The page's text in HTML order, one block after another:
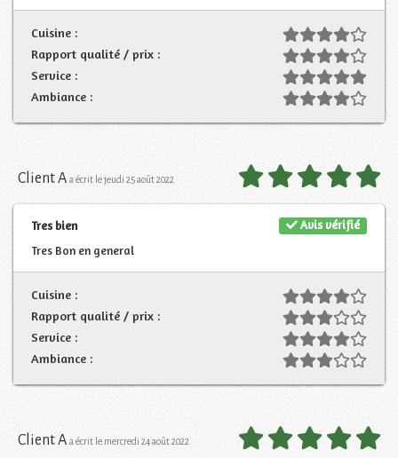
Cuisine :
Rapport qualité / prix :
Service :
Ambiance :
Client A a écrit le jeudi 25 août 2022
Avis vérifié
Tres bien
Tres Bon en general
Cuisine :
Rapport qualité / prix :
Service :
Ambiance :
Client A a écrit le mercredi 24 août 2022